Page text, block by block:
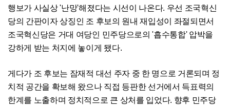
행보가 사실상 '난망'해졌다는 시선이 나온다. 우선 조국혁신
당의 간판이자 상징인 조 후보의 원내 재입성이 좌절되면서
조국혁신당은 거대 여당인 민주당으로의 '흡수통합' 압박을
강하게 받는 처지에 놓이게 됐다.
게다가 조 후보는 잠재적 대선 주자 중 한 명으로 거론되며 정
치적 공간을 확보해 왔으나 직접 등판한 선거에서 득표력의
한계를 노출하며 정치적으로 큰 상처를 입었다. 향후 민주당